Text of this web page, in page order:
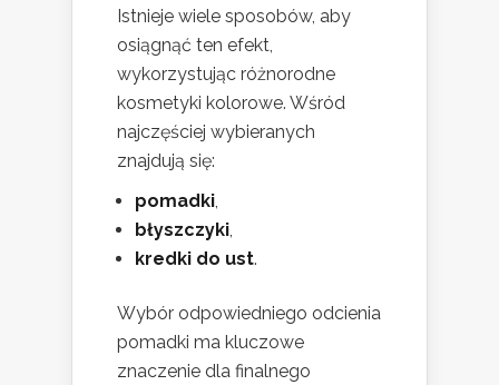
Istnieje wiele sposobów, aby
osiągnąć ten efekt,
wykorzystując różnorodne
kosmetyki kolorowe. Wśród
najczęściej wybieranych
znajdują się:
pomadki,
błyszczyki,
kredki do ust.
Wybór odpowiedniego odcienia
pomadki ma kluczowe
znaczenie dla finalnego